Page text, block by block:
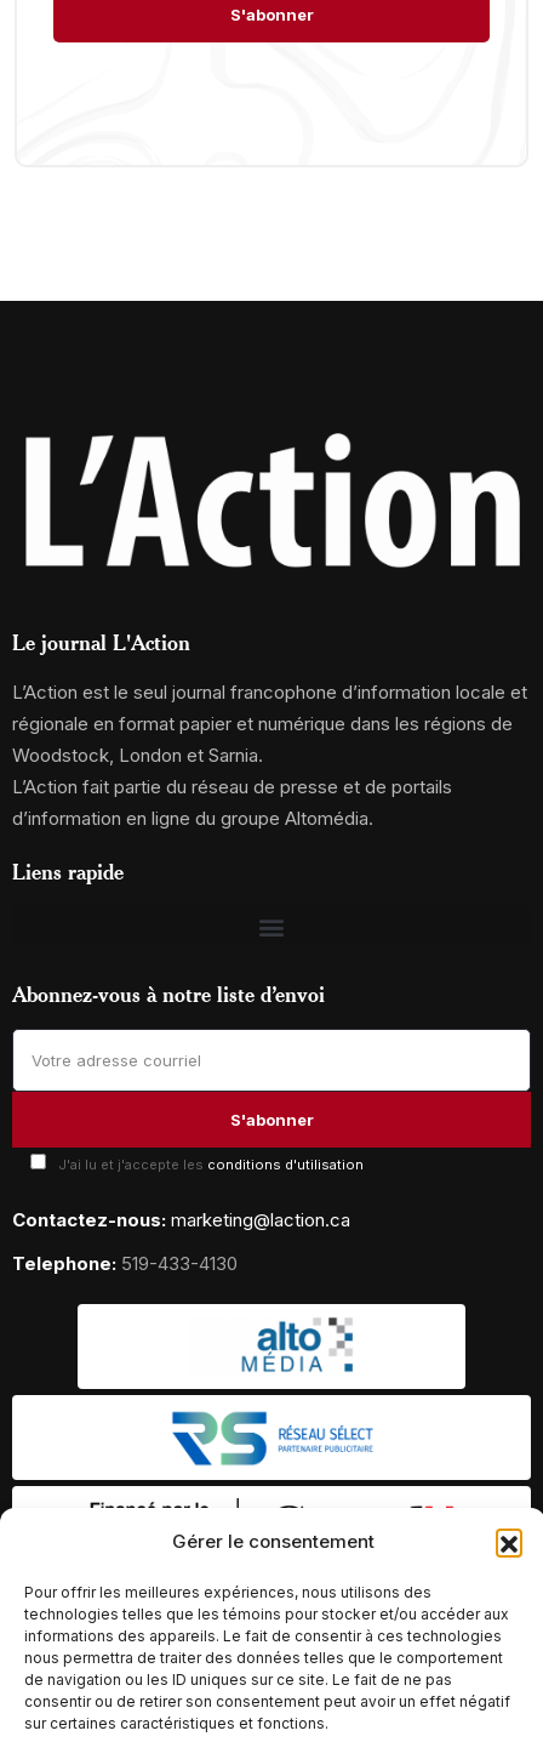
Gérer le consentement
Pour offrir les meilleures expériences, nous utilisons des
technologies telles que les témoins pour stocker et/ou accéder aux
informations des appareils. Le fait de consentir à ces technologies
nous permettra de traiter des données telles que le comportement
de navigation ou les ID uniques sur ce site. Le fait de ne pas
consentir ou de retirer son consentement peut avoir un effet négatif
sur certaines caractéristiques et fonctions.
Le journal L'Action
L’Action est le seul journal francophone d’information locale et
régionale en format papier et numérique dans les régions de
Woodstock, London et Sarnia.
L’Action fait partie du réseau de presse et de portails
d’information en ligne du groupe Altomédia.
Liens rapide
Abonnez-vous à notre liste d’envoi
J'ai lu et j'accepte les conditions d'utilisation
Contactez-nous: marketing@laction.ca
Telephone: 519-433-4130